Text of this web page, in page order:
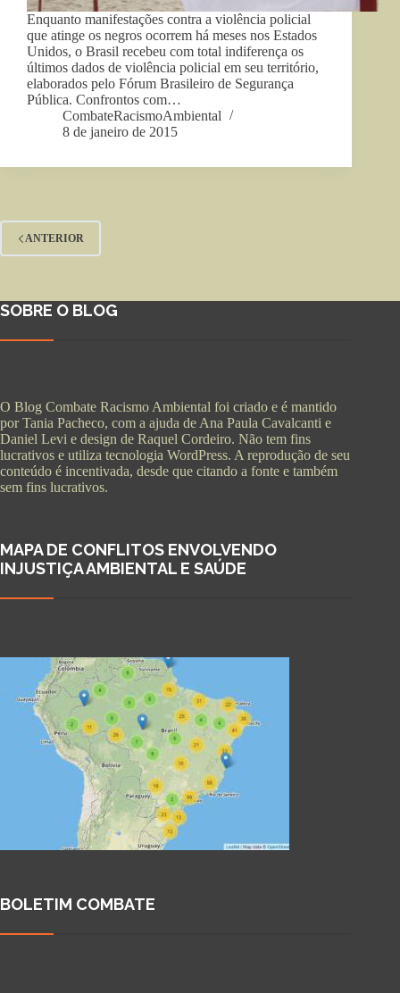
Enquanto manifestações contra a violência policial
que atinge os negros ocorrem há meses nos Estados
Unidos, o Brasil recebeu com total indiferença os
últimos dados de violência policial em seu território,
elaborados pelo Fórum Brasileiro de Segurança
Pública. Confrontos com…
CombateRacismoAmbiental
8 de janeiro de 2015
ANTERIOR
SOBRE O BLOG
O Blog Combate Racismo Ambiental foi criado e é mantido
por Tania Pacheco, com a ajuda de Ana Paula Cavalcanti e
Daniel Levi e design de Raquel Cordeiro. Não tem fins
lucrativos e utiliza tecnologia WordPress. A reprodução de seu
conteúdo é incentivada, desde que citando a fonte e também
sem fins lucrativos.
MAPA DE CONFLITOS ENVOLVENDO
INJUSTIÇA AMBIENTAL E SAÚDE
BOLETIM COMBATE